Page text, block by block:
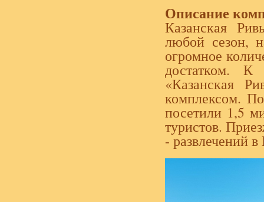
Описание
Казанская
любой сезон,
огромное
достатком.
«Казанская
комплексом.
посетили 1,5
туристов.
- развлечений